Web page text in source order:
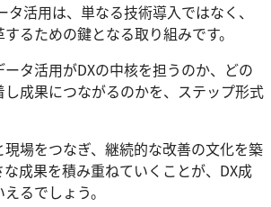
タ活用は、単なる技術導入ではなく、
るための鍵となる取り組みです。
タ活用がDXの中核を担うのか、どの
成果につながるのかを、ステップ形式
場をつなぎ、継続的な改善の文化を築
成果を積み重ねていくことが、DX成
るでしょう。